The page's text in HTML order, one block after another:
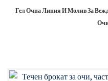
Гел Очна Линия И Молив За